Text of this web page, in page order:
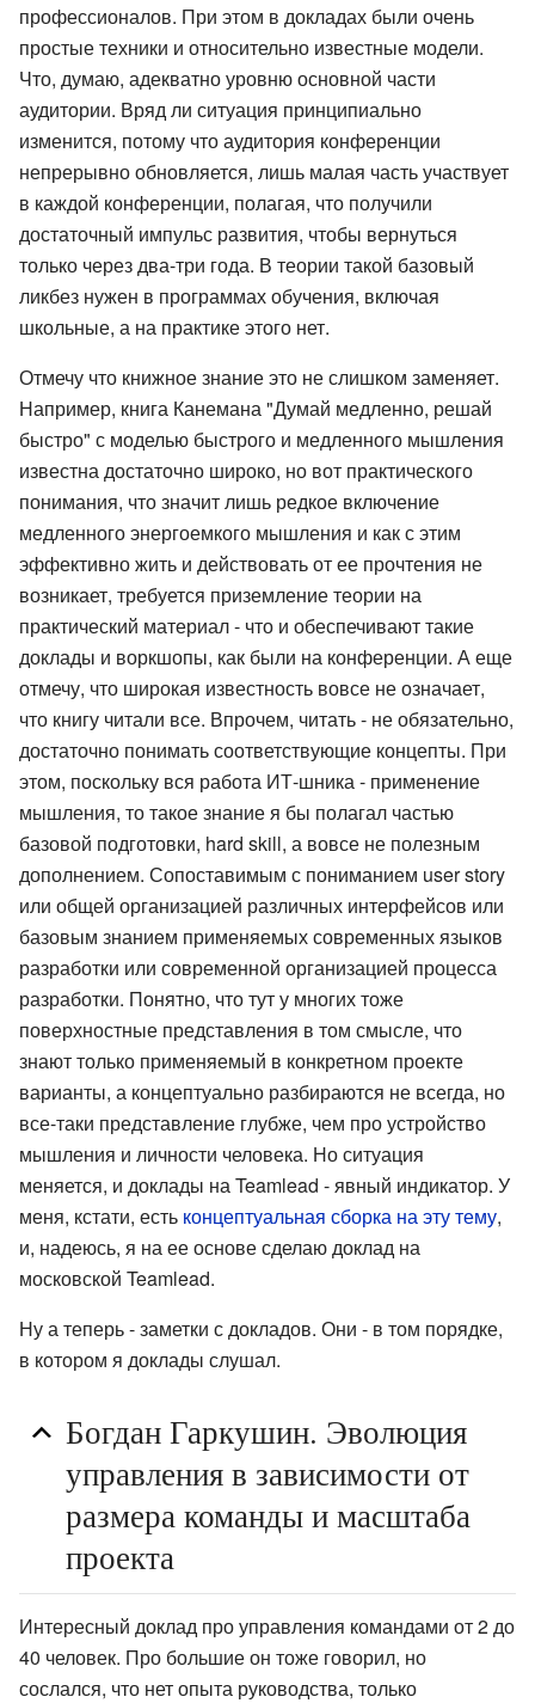
профессионалов. При этом в докладах были очень
простые техники и относительно известные модели.
Что, думаю, адекватно уровню основной части
аудитории. Вряд ли ситуация принципиально
изменится, потому что аудитория конференции
непрерывно обновляется, лишь малая часть участвует
в каждой конференции, полагая, что получили
достаточный импульс развития, чтобы вернуться
только через два-три года. В теории такой базовый
ликбез нужен в программах обучения, включая
школьные, а на практике этого нет.
Отмечу что книжное знание это не слишком заменяет.
Например, книга Канемана "Думай медленно, решай
быстро" с моделью быстрого и медленного мышления
известна достаточно широко, но вот практического
понимания, что значит лишь редкое включение
медленного энергоемкого мышления и как с этим
эффективно жить и действовать от ее прочтения не
возникает, требуется приземление теории на
практический материал - что и обеспечивают такие
доклады и воркшопы, как были на конференции. А еще
отмечу, что широкая известность вовсе не означает,
что книгу читали все. Впрочем, читать - не обязательно,
достаточно понимать соответствующие концепты. При
этом, поскольку вся работа ИТ-шника - применение
мышления, то такое знание я бы полагал частью
базовой подготовки, hard skill, а вовсе не полезным
дополнением. Сопоставимым с пониманием user story
или общей организацией различных интерфейсов или
базовым знанием применяемых современных языков
разработки или современной организацией процесса
разработки. Понятно, что тут у многих тоже
поверхностные представления в том смысле, что
знают только применяемый в конкретном проекте
варианты, а концептуально разбираются не всегда, но
все-таки представление глубже, чем про устройство
мышления и личности человека. Но ситуация
меняется, и доклады на Teamlead - явный индикатор. У
меня, кстати, есть концептуальная сборка на эту тему,
и, надеюсь, я на ее основе сделаю доклад на
московской Teamlead.
Ну а теперь - заметки с докладов. Они - в том порядке,
в котором я доклады слушал.
Богдан Гаркушин. Эволюция
управления в зависимости от
размера команды и масштаба
проекта
Интересный доклад про управления командами от 2 до
40 человек. Про большие он тоже говорил, но
сослался, что нет опыта руководства, только